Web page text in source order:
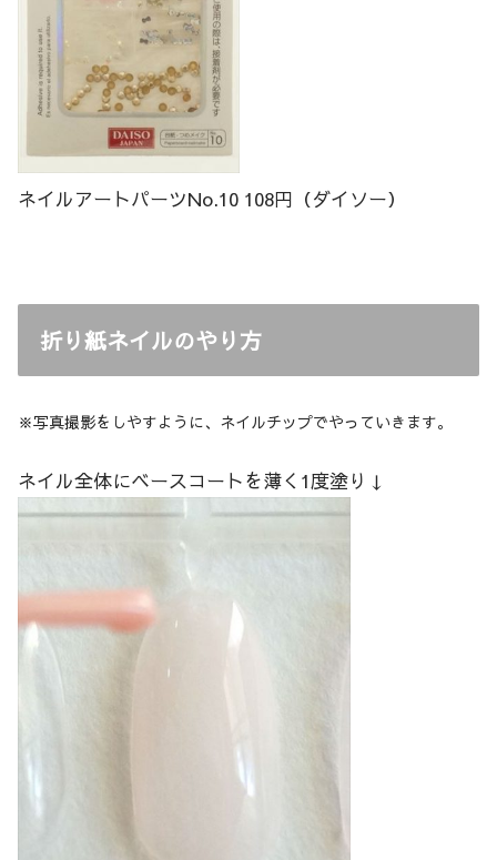
ネイルアートパーツNo.10 108円（ダイソー）
折り紙ネイルのやり方
※写真撮影をしやすように、ネイルチップでやっていきます。
ネイル全体にベースコートを薄く1度塗り↓